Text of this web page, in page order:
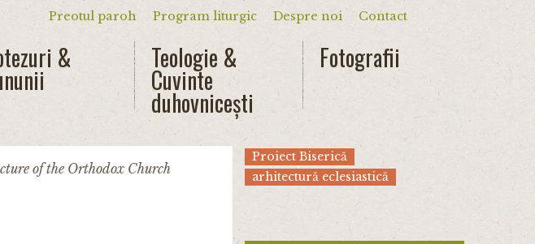
Meniu secundar
Preotul paroh Program liturgic Despre noi Contact
& Teologie &
Cuvinte
duhovnicești
Fotografii
of the Orthodox Church
Proiect Biserică
arhitectură eclesiastică